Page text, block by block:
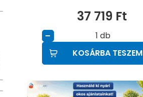
37 719 Ft
– db
KOSÁRBA TESZEM